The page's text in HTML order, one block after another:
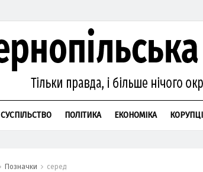
СУСПІЛЬСТВО ПОЛІТИКА ЕКОНОМІКА
Позначки серед